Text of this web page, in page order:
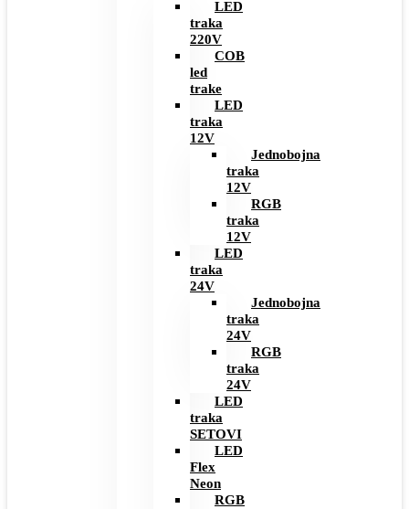
LED
traka
220V
COB
led
trake
LED
traka
12V
Jednobojna
traka
12V
RGB
traka
12V
LED
traka
24V
Jednobojna
traka
24V
RGB
traka
24V
LED
traka
SETOVI
LED
Flex
Neon
RGB